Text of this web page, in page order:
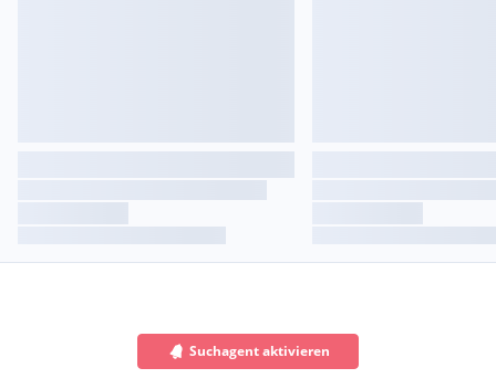
Suchagent aktivieren